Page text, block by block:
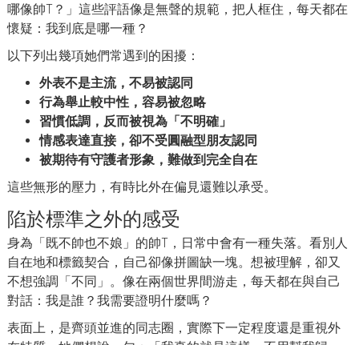
哪像帥T？」這些評語像是無聲的規範，把人框住，每天都在
懷疑：我到底是哪一種？
以下列出幾項她們常遇到的困擾：
外表不是主流，不易被認同
行為舉止較中性，容易被忽略
習慣低調，反而被視為「不明確」
情感表達直接，卻不受圓融型朋友認同
被期待有守護者形象，難做到完全自在
這些無形的壓力，有時比外在偏見還難以承受。
陷於標準之外的感受
身為「既不帥也不娘」的帥T，日常中會有一種失落。看別人
自在地和標籤契合，自己卻像拼圖缺一塊。想被理解，卻又
不想強調「不同」。像在兩個世界間游走，每天都在與自己
對話：我是誰？我需要證明什麼嗎？
表面上，是齊頭並進的同志圈，實際下一定程度還是重視外